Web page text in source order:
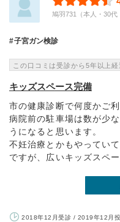
鳩羽731（本人・30代
子宮ガン検診
この口コミは受診から5年以上経
キッズスペース完備
市の健康診断で何度かご
病院前の駐車場は数が少
うになると思います。
不妊治療とかもやってい
ですが、広いキッズスペー
2018年12月受診 / 2019年12月